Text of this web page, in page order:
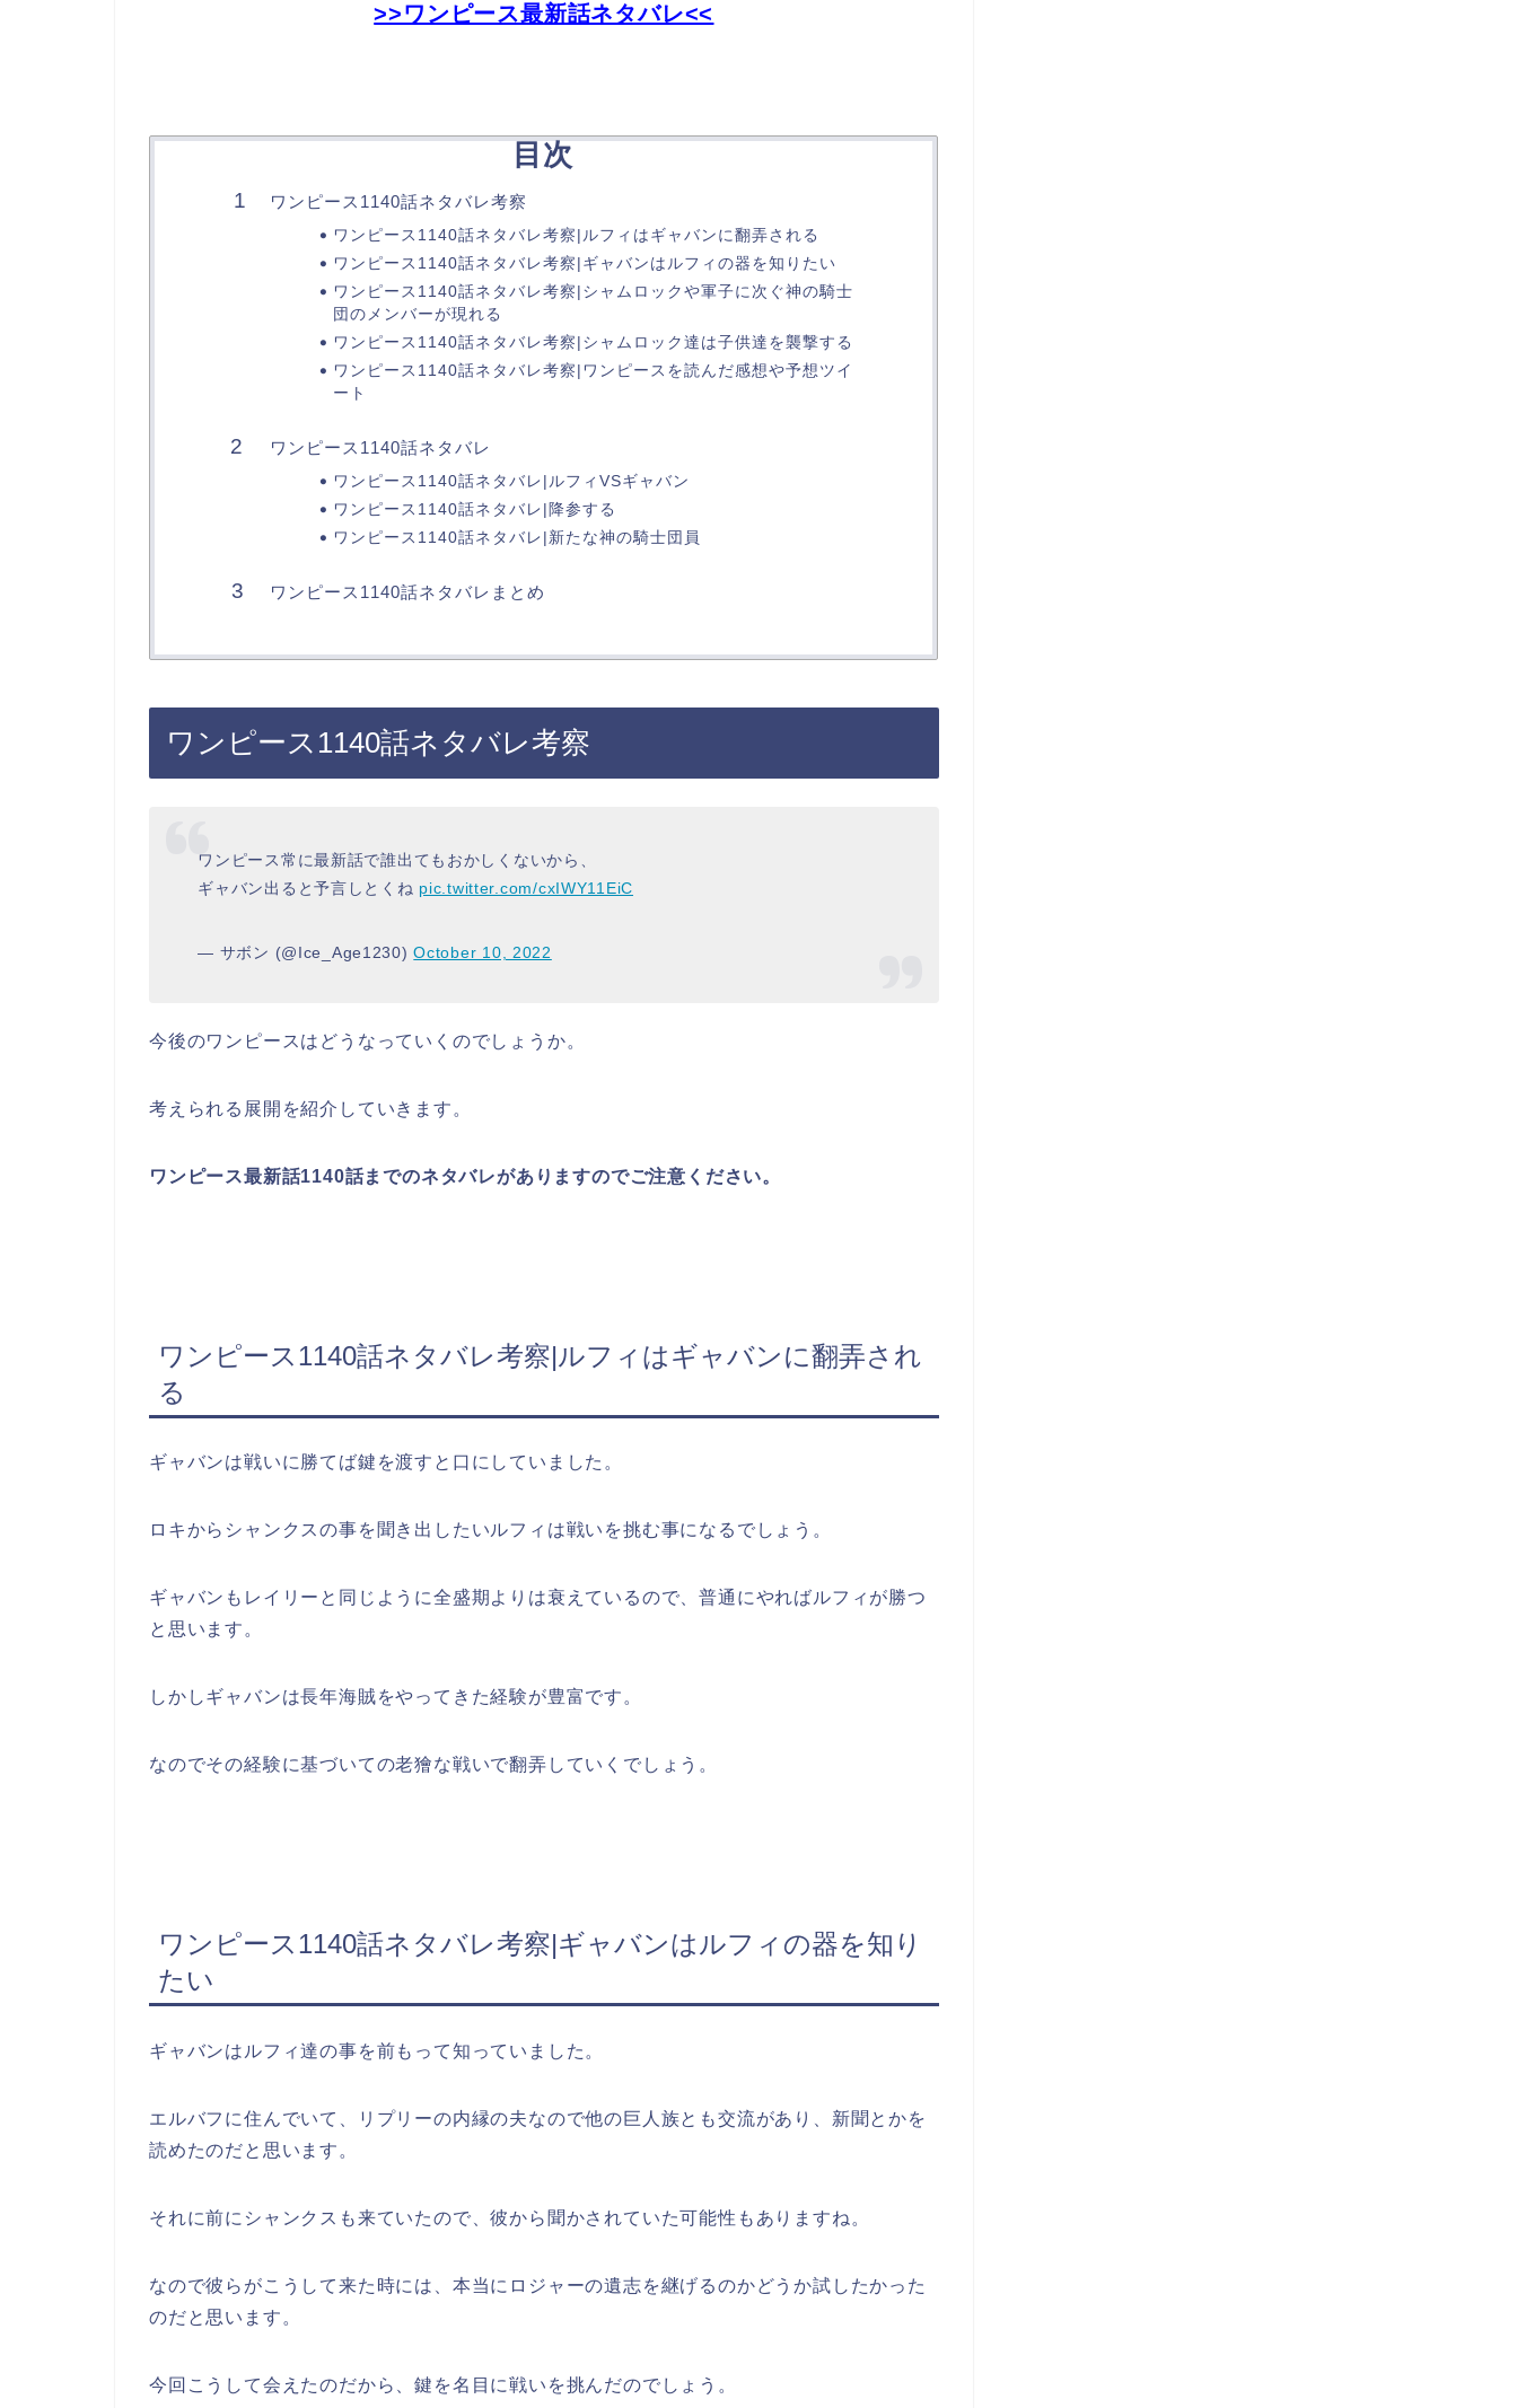
>>ワンピース最新話ネタバレ<<
目次
ワンピース1140話ネタバレ考察
ワンピース1140話ネタバレ考察|ルフィはギャバンに翻弄される
ワンピース1140話ネタバレ考察|ギャバンはルフィの器を知りたい
ワンピース1140話ネタバレ考察|シャムロックや軍子に次ぐ神の騎士
団のメンバーが現れる
ワンピース1140話ネタバレ考察|シャムロック達は子供達を襲撃する
ワンピース1140話ネタバレ考察|ワンピースを読んだ感想や予想ツイ
ート
ワンピース1140話ネタバレ
ワンピース1140話ネタバレ|ルフィVSギャバン
ワンピース1140話ネタバレ|降参する
ワンピース1140話ネタバレ|新たな神の騎士団員
ワンピース1140話ネタバレまとめ
ワンピース1140話ネタバレ考察
ワンピース常に最新話で誰出てもおかしくないから、
ギャバン出ると予言しとくね pic.twitter.com/cxIWY11EiC
— サボン (@Ice_Age1230)October 10, 2022
今後のワンピースはどうなっていくのでしょうか。
考えられる展開を紹介していきます。
ワンピース最新話1140話までのネタバレがありますのでご注意ください。
ワンピース1140話ネタバレ考察|ルフィはギャバンに翻弄され
る
ギャバンは戦いに勝てば鍵を渡すと口にしていました。
ロキからシャンクスの事を聞き出したいルフィは戦いを挑む事になるでしょう。
ギャバンもレイリーと同じように全盛期よりは衰えているので、普通にやればルフィが勝つ
と思います。
しかしギャバンは長年海賊をやってきた経験が豊富です。
なのでその経験に基づいての老獪な戦いで翻弄していくでしょう。
ワンピース1140話ネタバレ考察|ギャバンはルフィの器を知り
たい
ギャバンはルフィ達の事を前もって知っていました。
エルバフに住んでいて、リプリーの内縁の夫なので他の巨人族とも交流があり、新聞とかを
読めたのだと思います。
それに前にシャンクスも来ていたので、彼から聞かされていた可能性もありますね。
なので彼らがこうして来た時には、本当にロジャーの遺志を継げるのかどうか試したかった
のだと思います。
今回こうして会えたのだから、鍵を名目に戦いを挑んだのでしょう。